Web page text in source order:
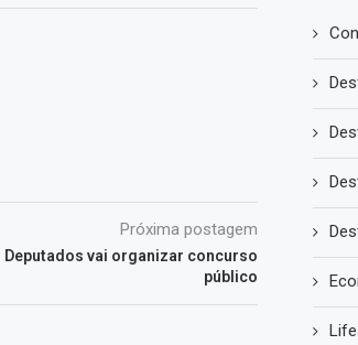
Próxima postagem
Deputados vai organizar concurso
público